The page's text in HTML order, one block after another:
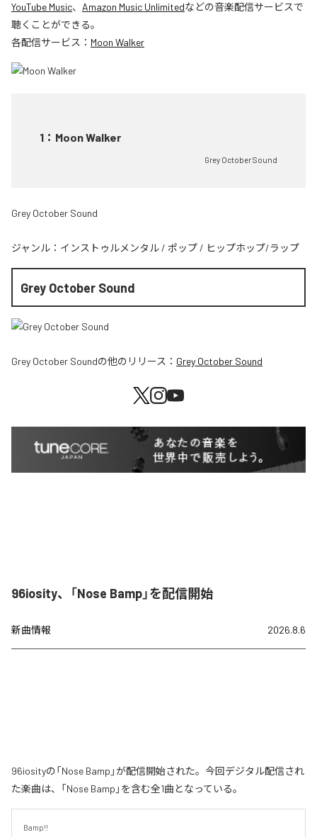
YouTube Music、 Amazon Music Unlimitedなどの音楽配信サービスで
聴くことができる。
各配信サービス： Moon Walker
1 ： Moon Walker
Grey October Sound
Grey October Sound
ジャンル： インストゥルメンタル / ポップ / ヒップホップ/ラップ
Grey October Sound
Grey October Soundの他のリリース： Grey October Sound
96iosity、「Nose Bamp」を配信開始
新曲情報 2026.8.6
96iosityの「Nose Bamp」が配信開始された。今回デジタル配信され
た楽曲は、「Nose Bamp」を含む全1曲となっている。
Bamp!!